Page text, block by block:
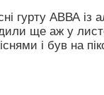
гурту АВВА
ще аж у
і був на